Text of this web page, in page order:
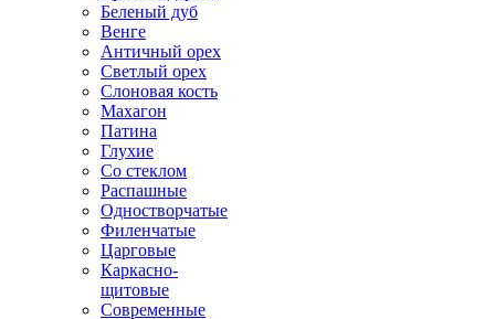
Беленый дуб
Венге
Античный орех
Светлый орех
Слоновая кость
Махагон
Патина
Глухие
Со стеклом
Распашные
Одностворчатые
Филенчатые
Царговые
Каркасно-
щитовые
Современные